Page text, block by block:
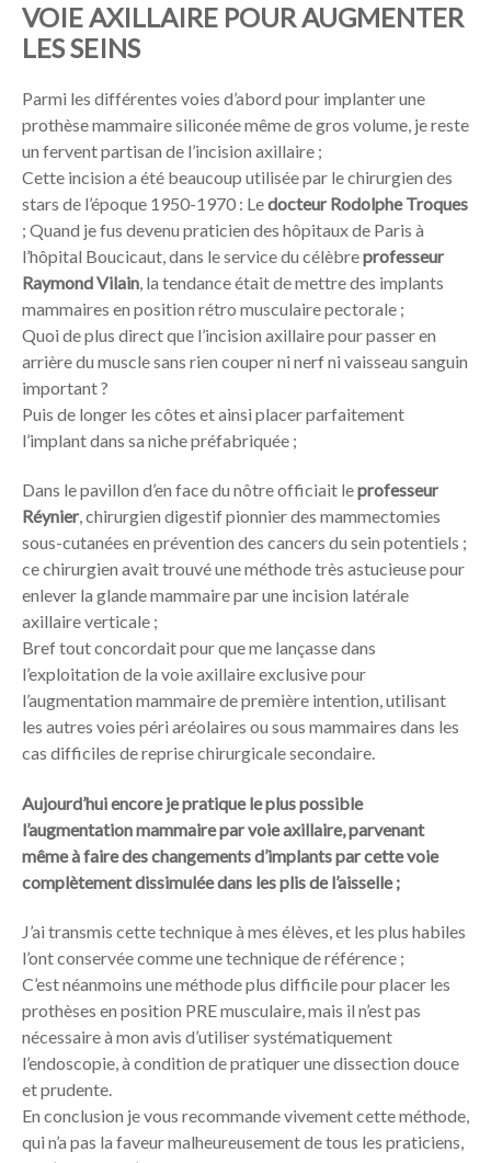
VOIE AXILLAIRE POUR AUGMENTER
LES SEINS
Parmi les différentes voies d’abord pour implanter une
prothèse mammaire siliconée même de gros volume, je reste
un fervent partisan de l’incision axillaire ;
Cette incision a été beaucoup utilisée par le chirurgien des
stars de l’époque 1950-1970 : Ledocteur Rodolphe Troques
; Quand je fus devenu praticien des hôpitaux de Paris à
l’hôpital Boucicaut, dans le service du célèbreprofesseur
Raymond Vilain, la tendance était de mettre des implants
mammaires en position rétro musculaire pectorale ;
Quoi de plus direct que l’incision axillaire pour passer en
arrière du muscle sans rien couper ni nerf ni vaisseau sanguin
important ?
Puis de longer les côtes et ainsi placer parfaitement
l’implant dans sa niche préfabriquée ;
Dans le pavillon d’en face du nôtre officiait leprofesseur
Réynier, chirurgien digestif pionnier des mammectomies
sous-cutanées en prévention des cancers du sein potentiels ;
ce chirurgien avait trouvé une méthode très astucieuse pour
enlever la glande mammaire par une incision latérale
axillaire verticale ;
Bref tout concordait pour que me lançasse dans
l’exploitation de la voie axillaire exclusive pour
l’augmentation mammaire de première intention, utilisant
les autres voies péri aréolaires ou sous mammaires dans les
cas difficiles de reprise chirurgicale secondaire.
Aujourd’hui encore je pratique le plus possible
l’augmentation mammaire par voie axillaire, parvenant
même à faire des changements d’implants par cette voie
complètement dissimulée dans les plis de l’aisselle ;
J’ai transmis cette technique à mes élèves, et les plus habiles
l’ont conservée comme une technique de référence ;
C’est néanmoins une méthode plus difficile pour placer les
prothèses en position PRE musculaire, mais il n’est pas
nécessaire à mon avis d’utiliser systématiquement
l’endoscopie, à condition de pratiquer une dissection douce
et prudente.
En conclusion je vous recommande vivement cette méthode,
qui n’a pas la faveur malheureusement de tous les praticiens,